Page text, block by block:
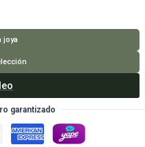
joya
garantizado